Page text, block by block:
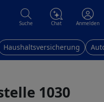
Suche Chat Anmelden
Haushaltsversicherung
1030